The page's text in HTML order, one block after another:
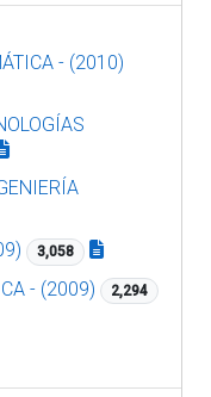
- (2010)
3,058
- (2009) 2,294